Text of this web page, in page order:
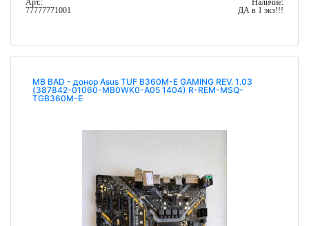
Арт.:
77777771001
Наличие:
ДА в 1 экз!!!
MB BAD - донор Asus TUF B360M-E GAMING REV. 1.03
(387842-01060-MB0WK0-A05 1404) R-REM-MSQ-
TGB360M-E